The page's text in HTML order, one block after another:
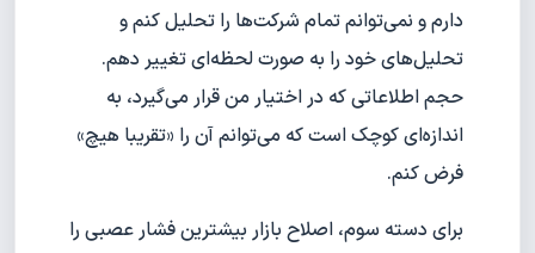
دارم و نمی‌توانم تمام شرکت‌ها را تحلیل کنم و
تحلیل‌های خود را به صورت لحظه‌ای تغییر دهم.
حجم اطلاعاتی که در اختیار من قرار می‌گیرد، به
اندازه‌ای کوچک است که می‌توانم آن را «تقریبا هیچ»
فرض کنم.
برای دسته سوم، اصلاح بازار بیشترین فشار عصبی را